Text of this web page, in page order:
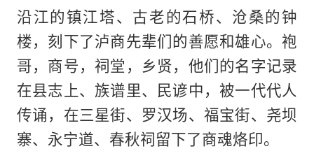
沿江的镇江塔、古老的石桥、沧桑的钟
楼，刻下了泸商先辈们的善愿和雄心。袍
哥，商号，祠堂，乡贤，他们的名字记录
在县志上、族谱里、民谚中，被一代代人
传诵，在三星街、罗汉场、福宝街、尧坝
寨、永宁道、春秋祠留下了商魂烙印。